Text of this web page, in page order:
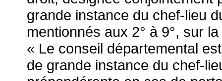
grande instance du chef-lieu
mentionnés aux 2° à 9°, sur
« Le conseil départemental
de grande instance du chef-